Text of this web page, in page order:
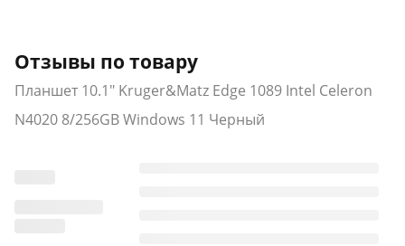
Отзывы по товару
Планшет 10.1" Kruger&Matz Edge 1089 Intel Celeron
N4020 8/256GB Windows 11 Черный